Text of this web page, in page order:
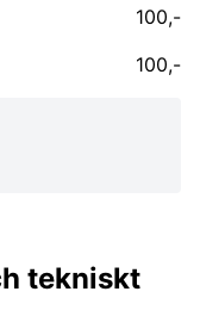
100,-
100,-
tekniskt